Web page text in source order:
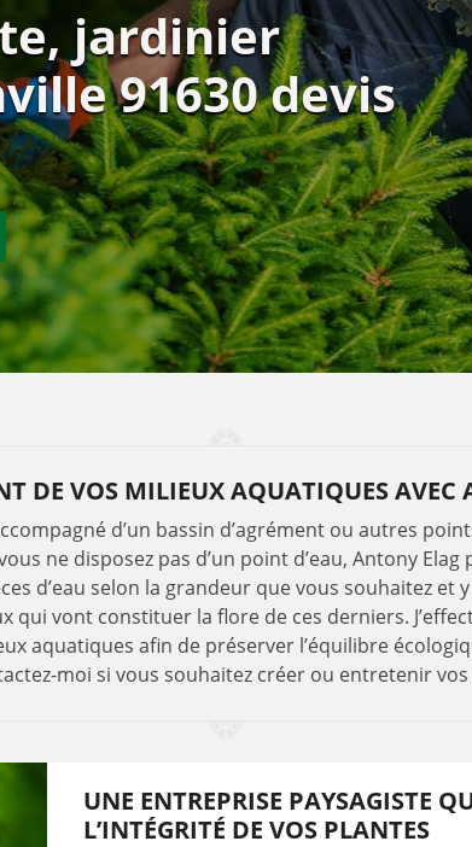
jardinier
91630 devis
DE VOS MILIEUX AQUATIQUES AVEC
d’un bassin d’agrément ou autres
ne disposez pas d’un point d’eau, Antony
d’eau selon la grandeur que vous souhaitez et
qui vont constituer la flore de ces derniers.
aquatiques afin de préserver l’équilibre
moi si vous souhaitez créer ou entretenir
UNE ENTREPRISE PAYSAGISTE
L’INTÉGRITÉ DE VOS PLANTES